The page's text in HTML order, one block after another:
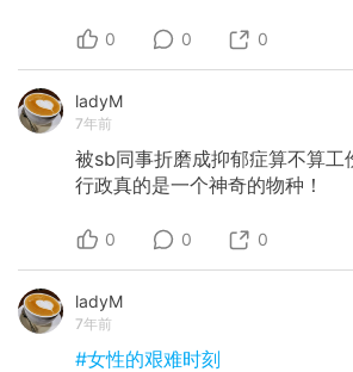
0 0 0
ladyM
7年前
被sb同事折磨成抑郁症算不算工
行政真的是一个神奇的物种！
0 0 0
ladyM
7年前
#女性的艰难时刻